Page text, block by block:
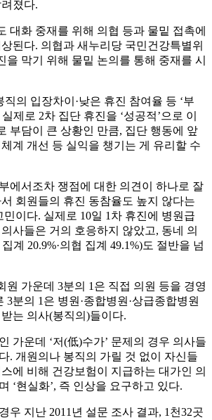
졌다.
대화 중재를 위해 의협 등과 물밑 접촉에
된다. 의협과 새누리당 국민건강특별위
을 막기 위해 물밑 논의를 통해 중재를 시
의 입장차이·낮은 휴진 참여율 등 ‘부
제로 2차 집단 휴진을 ‘성공적’으로 이
부담이 큰 상황인 만큼, 집단 행동에 앞
계 개선 등 실익을 챙기는 게 유리할 수
에서조차 쟁점에 대한 의견이 하나로 잘
회원들의 휴진 동참율도 높지 않다는
이다. 실제로 10일 1차 휴진에 병원급
사들은 거의 호응하지 않았고, 동네 의
계 20.9%·의협 집계 49.1%)도 절반을 넘
가운데 3분의 1은 직접 의원 등을 경영
3분의 1은 병원·종합병원·상급종합병원
는 의사(봉직의)들이다.
가운데 ‘저(低)수가’ 문제의 경우 의사들
. 개원의나 봉직의 가릴 것 없이 자신들
에 비해 건강보험이 지급하는 대가인 의
‘현실화’, 즉 인상을 요구하고 있다.
우 지난 2011년 설문 조사 결과, 1천32곳